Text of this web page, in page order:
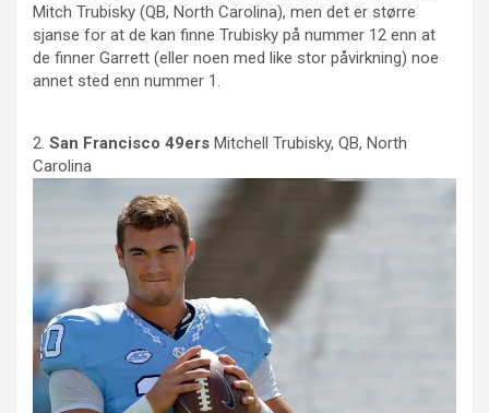
Mitch Trubisky (QB, North Carolina), men det er større
sjanse for at de kan finne Trubisky på nummer 12 enn at
de finner Garrett (eller noen med like stor påvirkning) noe
annet sted enn nummer 1.
2. San Francisco 49ers Mitchell Trubisky, QB, North
Carolina